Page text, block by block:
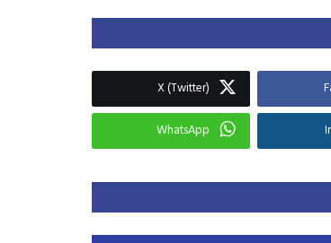
X (Twitter)
WhatsApp